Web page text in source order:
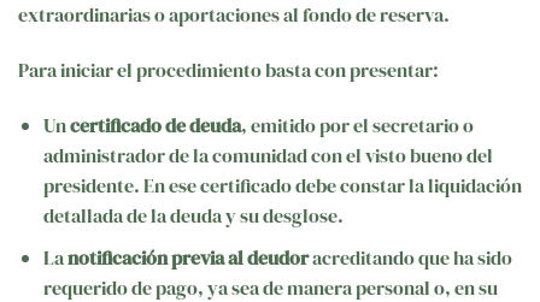
extraordinarias o aportaciones al fondo de reserva.
Para iniciar el procedimiento basta con presentar:
Uncertificado de deuda, emitido por el secretario o
administrador de la comunidad con el visto bueno del
presidente. En ese certificado debe constar la liquidación
detallada de la deuda y su desglose.
Lanotificación previa al deudoracreditando que ha sido
requerido de pago, ya sea de manera personal o, en su